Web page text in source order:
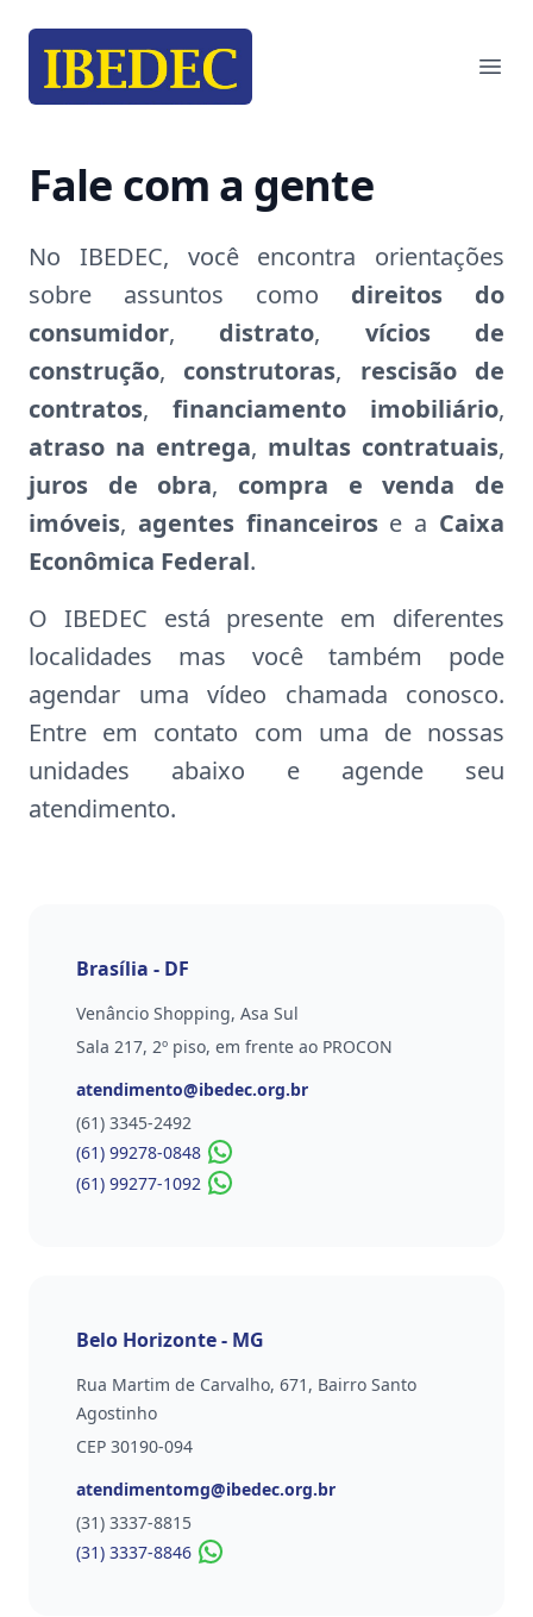
IBEDEC
Fale com a gente
No IBEDEC, você encontra orientações
sobre assuntos como direitos do
consumidor, distrato, vícios de
construção, construtoras, rescisão de
contratos, financiamento imobiliário,
atraso na entrega, multas contratuais,
juros de obra, compra e venda de
imóveis, agentes financeirose a Caixa
Econômica Federal.
O IBEDEC está presente em diferentes
localidades mas você também pode
agendar uma vídeo chamada conosco.
Entre em contato com uma de nossas
unidades abaixo e agende seu
atendimento.
Brasília - DF
Venâncio Shopping, Asa Sul
Sala 217, 2º piso, em frente ao PROCON
Email
atendimento@ibedec.org.br
Telefone
(61) 3345-2492
(61) 99278-0848
(61) 99277-1092
Belo Horizonte - MG
Rua Martim de Carvalho, 671, Bairro Santo
Agostinho
CEP 30190-094
Email
atendimentomg@ibedec.org.br
Telefone
(31) 3337-8815
(31) 3337-8846